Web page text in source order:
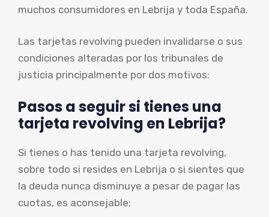
muchos consumidores en Lebrija y toda España.
Las tarjetas revolving pueden invalidarse o sus
condiciones alteradas por los tribunales de
justicia principalmente por dos motivos:
Pasos a seguir si tienes una
tarjeta revolving en Lebrija?
Si tienes o has tenido una tarjeta revolving,
sobre todo si resides en Lebrija o si sientes que
la deuda nunca disminuye a pesar de pagar las
cuotas, es aconsejable: